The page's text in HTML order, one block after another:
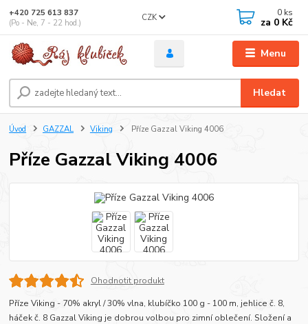
Menu
CZK
Hledat
+420 725 613 837
(Po - Ne, 7 - 22 hod.)
0 ks
za 0 Kč
Úvod GAZZAL Viking Příze Gazzal Viking 4006
Příze Gazzal Viking 4006
Ohodnotit produkt
Příze Viking - 70% akryl / 30% vlna, klubíčko 100 g - 100 m, jehlice č. 8,
háček č. 8 Gazzal Viking je dobrou volbou pro zimní oblečení. Složení a